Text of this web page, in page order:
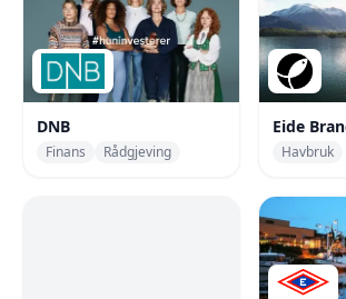
DNB
Finans Rådgjeving
Eide
Havbruk